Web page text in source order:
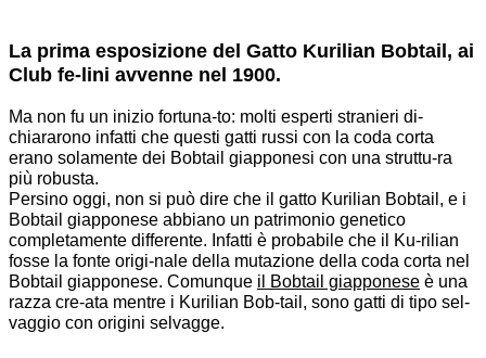
La prima esposizione del Gatto Kurilian Bobtail, ai
Club fe-lini avvenne nel 1900.
Ma non fu un inizio fortuna-to: molti esperti stranieri di-
chiararono infatti che questi gatti russi con la coda corta
erano solamente dei Bobtail giapponesi con una struttu-ra
più robusta.
Persino oggi, non si può dire che il gatto Kurilian Bobtail, e i
Bobtail giapponese abbiano un patrimonio genetico
completamente differente. Infatti è probabile che il Ku-rilian
fosse la fonte origi-nale della mutazione della coda corta nel
Bobtail giapponese. Comunque il Bobtail giapponese è una
razza cre-ata mentre i Kurilian Bob-tail, sono gatti di tipo sel-
vaggio con origini selvagge.